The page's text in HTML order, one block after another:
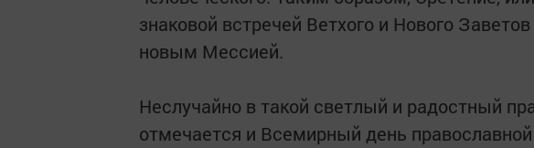
знаковой встречей Ветхого и Нового
новым Мессией.
Неслучайно в такой светлый и радостный
отмечается и Всемирный день